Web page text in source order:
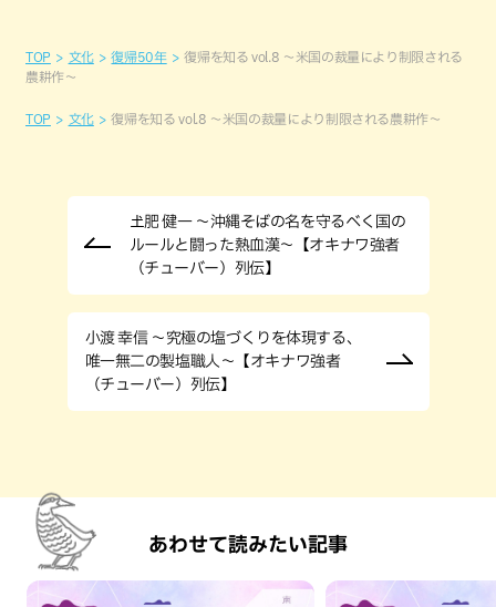
TOP 文化 復帰50年
復帰を知る vol.8 〜米国の裁量により制限される
農耕作〜
TOP 文化 復帰を知る vol.8 〜米国の裁量により制限される農耕作〜
𡈽肥 健一 ～沖縄そばの名を守るべく国の
ルールと闘った熱血漢～【オキナワ強者
（チューバー）列伝】
小渡 幸信 ～究極の塩づくりを体現する、
唯一無二の製塩職人～【オキナワ強者
（チューバー）列伝】
あわせて読みたい記事